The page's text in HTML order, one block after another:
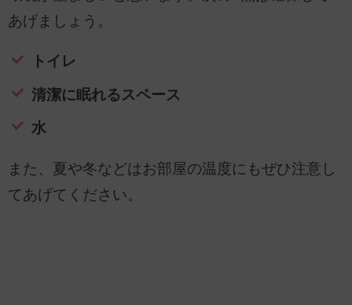
あげましょう。
トイレ
清潔に眠れるスペース
水
また、夏や冬などはお部屋の温度にもぜひ注意し
てあげてください。